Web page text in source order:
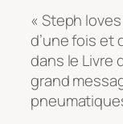
« Steph
d’une fois et
dans le Livre
grand